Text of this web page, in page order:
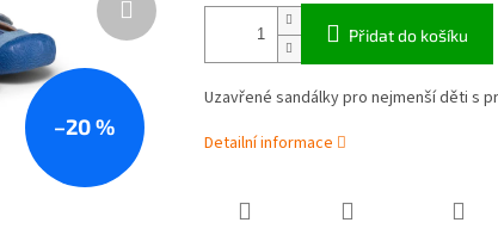
–20 %
Přidat do košíku
Uzavřené sandálky pro nejmenší děti s
Detailní informace